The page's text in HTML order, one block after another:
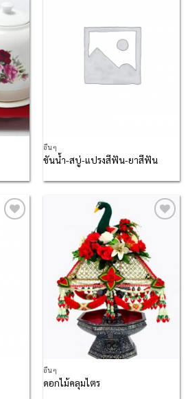
Add to
Wishlist
อื่นๆ
ขันน้ำ-สบู่-แปรงสีฟัน-ยาสีฟัน
อื่นๆ
ดอกไม้คลุมไตร